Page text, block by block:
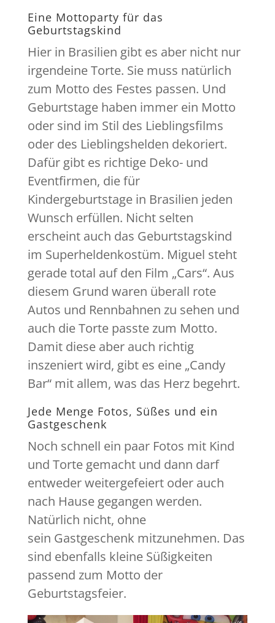
Eine Mottoparty für das
Geburtstagskind
Hier in Brasilien gibt es aber nicht nur
irgendeine Torte. Sie muss natürlich
zum Motto des Festes passen. Und
Geburtstage haben immer ein Motto
oder sind im Stil des Lieblingsfilms
oder des Lieblingshelden dekoriert.
Dafür gibt es richtige Deko- und
Eventfirmen, die für
Kindergeburtstage in Brasilien jeden
Wunsch erfüllen. Nicht selten
erscheint auch das Geburtstagskind
im Superheldenkostüm. Miguel steht
gerade total auf den Film „Cars“. Aus
diesem Grund waren überall rote
Autos und Rennbahnen zu sehen und
auch die Torte passte zum Motto.
Damit diese aber auch richtig
inszeniert wird, gibt es eine „Candy
Bar“ mit allem, was das Herz begehrt.
Jede Menge Fotos, Süßes und ein
Gastgeschenk
Noch schnell ein paar Fotos mit Kind
und Torte gemacht und dann darf
entweder weitergefeiert oder auch
nach Hause gegangen werden.
Natürlich nicht, ohne
sein Gastgeschenk mitzunehmen. Das
sind ebenfalls kleine Süßigkeiten
passend zum Motto der
Geburtstagsfeier.